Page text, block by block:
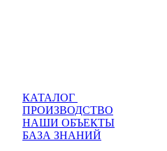
КАТАЛОГ
ПРОИЗВОДСТВО
НАШИ ОБЪЕКТЫ
БАЗА ЗНАНИЙ